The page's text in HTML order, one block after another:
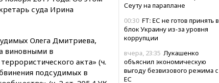
Сеуту на параплане
00:30 FT: ЕС не готов принять в
блок Украину из-за уровня
коррупции
вчера, 23:35 Лукашенко
объяснил экономическую
выгоду безвизового режима с
ЕС
суда Ирина
Олега Дмитриева,
виновными в
акта» (ч.
подсудимых в